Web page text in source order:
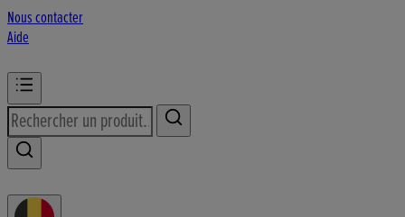
Nous contacter
Aide